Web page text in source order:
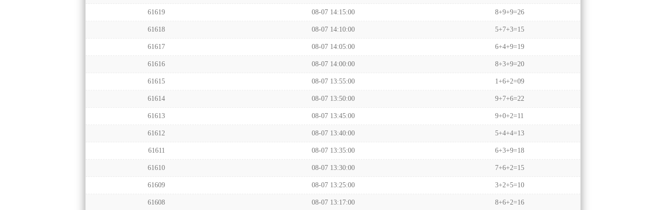
61619 08-07 14:15:00 8+9+9=26
61618 08-07 14:10:00 5+7+3=15
61617 08-07 14:05:00 6+4+9=19
61616 08-07 14:00:00 8+3+9=20
61615 08-07 13:55:00 1+6+2=09
61614 08-07 13:50:00 9+7+6=22
61613 08-07 13:45:00 9+0+2=11
61612 08-07 13:40:00 5+4+4=13
61611 08-07 13:35:00 6+3+9=18
61610 08-07 13:30:00 7+6+2=15
61609 08-07 13:25:00 3+2+5=10
61608 08-07 13:17:00 8+6+2=16